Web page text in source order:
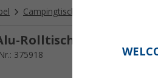
Campingtische
Rolltisch 141 x 70 cm
375918